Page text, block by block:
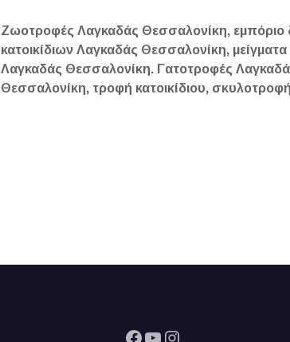
Ζωοτροφές Λαγκαδάς Θεσσαλονίκη,
κατοικίδιων Λαγκαδάς Θεσσαλονίκη,
Λαγκαδάς Θεσσαλονίκη. Γατοτροφές
Θεσσαλονίκη, τροφή κατοικίδιου,
Facebook YouTube Instagram